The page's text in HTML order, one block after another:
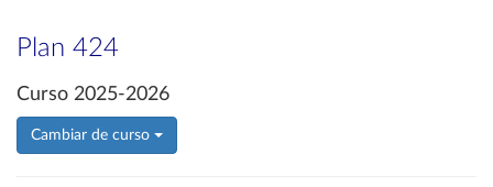
Plan 424
Curso 2025-2026
Cambiar de curso